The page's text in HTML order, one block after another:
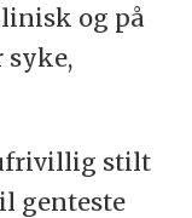
og på
syke,
stilt
genteste